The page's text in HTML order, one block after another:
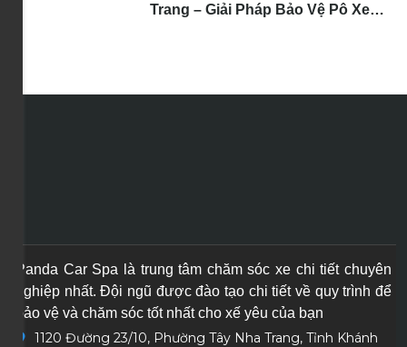
Trang – Giải Pháp Bảo Vệ Pô Xe
Panda Car Spa là trung tâm chăm sóc xe chi tiết chuyên
nghiệp nhất. Đội ngũ được đào tạo chi tiết về quy trình để
bảo vệ và chăm sóc tốt nhất cho xế yêu của bạn
1120 Đường 23/10, Phường Tây Nha Trang, Tỉnh Khánh